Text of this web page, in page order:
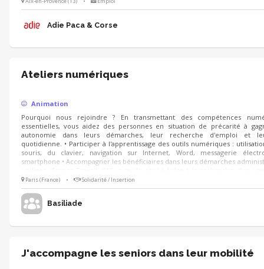
pour d’autres événements
Adie Paca & Corse
Ateliers numériques
Animation
Pourquoi nous rejoindre ? En transmettant des compétences
essentielles, vous aidez des personnes en situation de précarité à
autonomie dans leurs démarches, leur recherche d'emploi et
quotidienne. • Participer à l'apprentissage des outils numériques :
souris, du clavier, navigation sur Internet, Word, messagerie
smartphone • Accompagner les bénéficiaires dans leurs démarches
d’une formation, rédaction de CV, de courriers Qualités recherchées : •
avec les outils numériques • Patience, pédagogie et bienveillance
Paris (France) • Solidarité / Insertion
Basiliade
J'accompagne les seniors dans leur mobilité